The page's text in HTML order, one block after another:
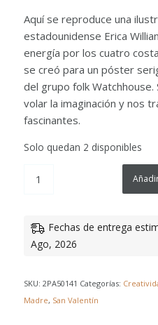
Aquí se reproduce una
estadounidense Erica
energía por los cuatro
se creó para un póster
del grupo folk Watchhouse.
volar la imaginación y nos
fascinantes.
Solo quedan 2 disponibles
Fechas de entrega
Ago, 2026
SKU: 2PA50141 Categorías:
Madre, San Valentín